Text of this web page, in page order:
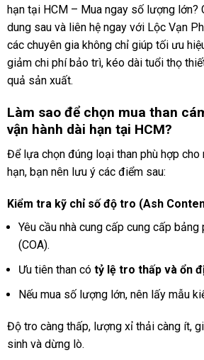
hạn tại HCM – Mua ngay số lượng lớn?
dung sau và liên hệ ngay với Lộc Vạn
các chuyên gia không chỉ giúp tối ưu
giảm chi phí bảo trì, kéo dài tuổi thọ
quả sản xuất.
Làm sao để chọn mua than
vận hành dài hạn tại HCM?
Để lựa chọn đúng loại than phù hợp
hạn, bạn nên lưu ý các điểm sau:
Kiểm tra kỹ chỉ số độ tro (Ash
Yêu cầu nhà cung cấp cung cấp
(COA).
Ưu tiên than có tỷ lệ tro thấp và ổn
Nếu mua số lượng lớn, nên lấy mẫu
Độ tro càng thấp, lượng xỉ thải càng ít,
sinh và dừng lò.